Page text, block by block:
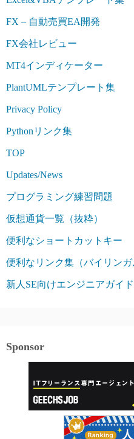
FX – 自動売買EA開発
FX会社レビュー
MT4インディケーター
PlantUMLテンプレート集
Privacy Policy
Pythonリンク集
TOP
Updates/News
プログラミング練習問題
仮想通貨一覧（抜粋）
便利なショートカットキー
便利なリンク集（バイリンガ
新人SE向けエンジニアガイド
Sponsor